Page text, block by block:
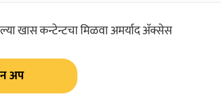
खास कन्टेन्टचा मिळवा अमर्याद ॲक्सेस
अप